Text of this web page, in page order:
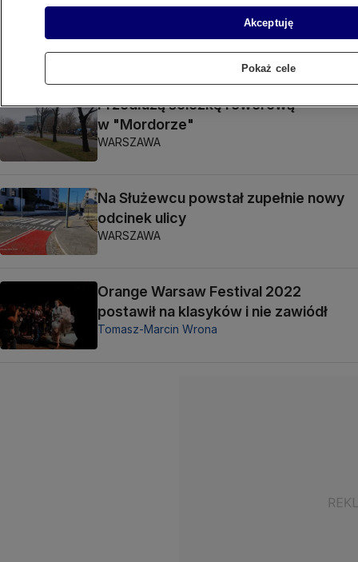
Przebudowa ulic w biurowym zagłębiu
Przedłużą ścieżkę rowerową
w "Mordorze"
WARSZAWA
Na Służewcu powstał zupełnie nowy
odcinek ulicy
WARSZAWA
Orange Warsaw Festival 2022
postawił na klasyków i nie zawiódł
Tomasz-Marcin Wrona
Akceptuję
Pokaż cele